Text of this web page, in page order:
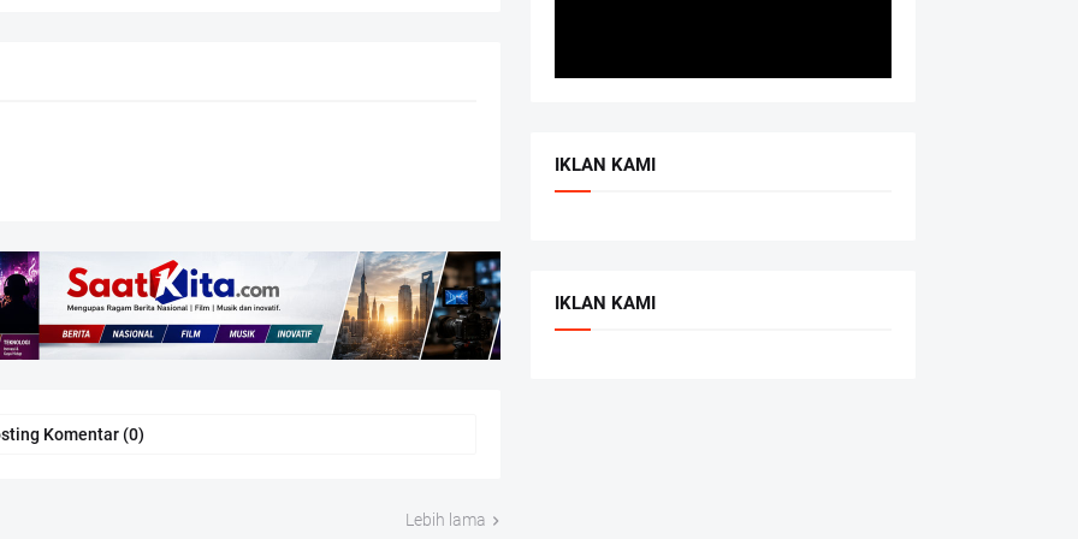
Komentar (0)
Lebih lama
IKLAN KAMI
IKLAN KAMI